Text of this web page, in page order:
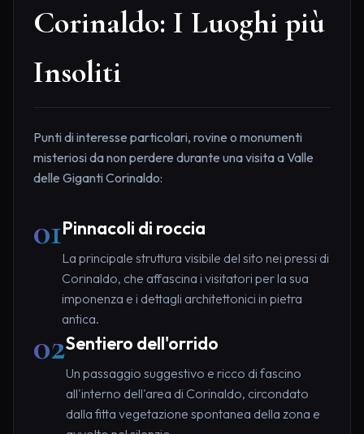
Corinaldo: I Luoghi più
Insoliti
Punti di interesse particolari, rovine o monumenti
misteriosi da non perdere durante una visita a Valle
delle Giganti Corinaldo:
01Pinnacoli di roccia
La principale struttura visibile del sito nei pressi di
Corinaldo, che affascina i visitatori per la sua
imponenza e i dettagli architettonici in pietra
antica.
02Sentiero dell'orrido
Un passaggio suggestivo e ricco di fascino
all'interno dell'area di Corinaldo, circondato
dalla fitta vegetazione spontanea della zona e